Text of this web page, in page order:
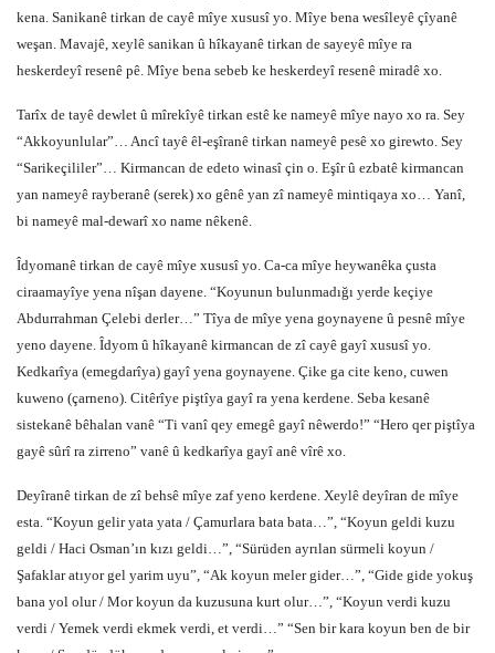
kena. Sanikanê tirkan de cayê mîye xususî yo. Mîye bena wesîleyê çîyanê
weşan. Mavajê, xeylê sanikan û hîkayanê tirkan de sayeyê mîye ra
heskerdeyî resenê pê. Mîye bena sebeb ke heskerdeyî resenê miradê xo.
Tarîx de tayê dewlet û mîrekîyê tirkan estê ke nameyê mîye nayo xo ra. Sey
“Akkoyunlular”… Ancî tayê êl-eşîranê tirkan nameyê pesê xo girewto. Sey
“Sarikeçililer”… Kirmancan de edeto winasî çin o. Eşîr û ezbatê kirmancan
yan nameyê rayberanê (serek) xo gênê yan zî nameyê mintiqaya xo… Yanî,
bi nameyê mal-dewarî xo name nêkenê.
Îdyomanê tirkan de cayê mîye xususî yo. Ca-ca mîye heywanêka çusta
ciraamayîye yena nîşan dayene. “Koyunun bulunmadığı yerde keçiye
Abdurrahman Çelebi derler…” Tîya de mîye yena goynayene û pesnê mîye
yeno dayene. Îdyom û hîkayanê kirmancan de zî cayê gayî xususî yo.
Kedkarîya (emegdarîya) gayî yena goynayene. Çike ga cite keno, cuwen
kuweno (çarneno). Citêrîye piştîya gayî ra yena kerdene. Seba kesanê
sistekanê bêhalan vanê “Ti vanî qey emegê gayî nêwerdo!” “Hero qer piştîya
gayê sûrî ra zirreno” vanê û kedkarîya gayî anê vîrê xo.
Deyîranê tirkan de zî behsê mîye zaf yeno kerdene. Xeylê deyîran de mîye
esta. “Koyun gelir yata yata / Çamurlara bata bata…”, “Koyun geldi kuzu
geldi / Haci Osman’ın kızı geldi…”, “Sürüden ayrılan sürmeli koyun /
Şafaklar atıyor gel yarim uyu”, “Ak koyun meler gider…”, “Gide gide yokuş
bana yol olur / Mor koyun da kuzusuna kurt olur…”, “Koyun verdi kuzu
verdi / Yemek verdi ekmek verdi, et verdi…” “Sen bir kara koyun ben de bir